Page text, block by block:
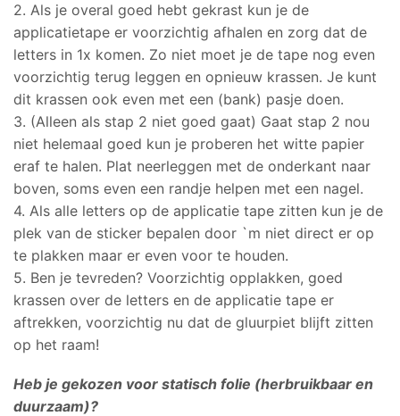
2. Als je overal goed hebt gekrast kun je de
applicatietape er voorzichtig afhalen en zorg dat de
letters in 1x komen. Zo niet moet je de tape nog even
voorzichtig terug leggen en opnieuw krassen. Je kunt
dit krassen ook even met een (bank) pasje doen.
3. (Alleen als stap 2 niet goed gaat) Gaat stap 2 nou
niet helemaal goed kun je proberen het witte papier
eraf te halen. Plat neerleggen met de onderkant naar
boven, soms even een randje helpen met een nagel.
4. Als alle letters op de applicatie tape zitten kun je de
plek van de sticker bepalen door `m niet direct er op
te plakken maar er even voor te houden.
5. Ben je tevreden? Voorzichtig opplakken, goed
krassen over de letters en de applicatie tape er
aftrekken, voorzichtig nu dat de gluurpiet blijft zitten
op het raam!
Heb je gekozen voor statisch folie (herbruikbaar en
duurzaam)?